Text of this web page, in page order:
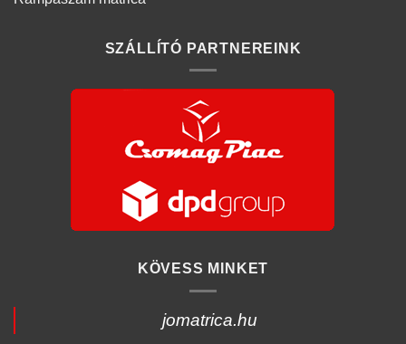
SZÁLLÍTÓ PARTNEREINK
KÖVESS MINKET
jomatrica.hu